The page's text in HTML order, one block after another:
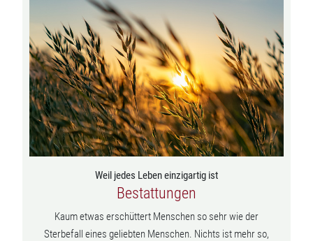
Weil jedes Leben einzigartig ist
Bestattungen
Kaum etwas erschüttert Menschen so sehr wie der
Sterbefall eines geliebten Menschen. Nichts ist mehr so,